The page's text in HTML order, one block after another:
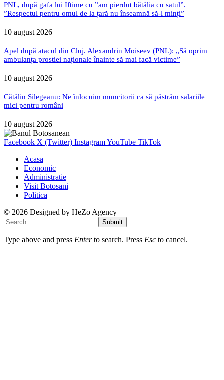
PNL, după gafa lui Iftime cu ”am pierdut bătălia cu satul”.
”Respectul pentru omul de la țară nu înseamnă să-l minți”
10 august 2026
Apel după atacul din Cluj. Alexandrin Moiseev (PNL): „Să oprim
ambulanța prostiei naționale înainte să mai facă victime”
10 august 2026
Cătălin Silegeanu: Ne înlocuim muncitorii ca să păstrăm salariile
mici pentru români
10 august 2026
Facebook X (Twitter) InstagramYouTube TikTok
Acasa
Economic
Administratie
Visit Botosani
Politica
© 2026 Designed by HeZo Agency
Submit
Type above and press Enterto search. Press Esc to cancel.